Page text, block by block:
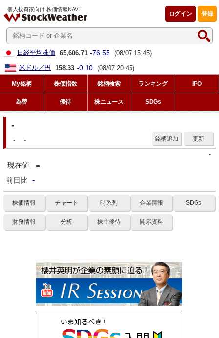
個人投資家向け 株価情報NAVI
登録
ログイン
日経平均株価 65,606.71 -76.55 (08/07 15:45)
米ドル／円
158.33 -0.10 (08/07 20:45)
My銘柄 株価指数 銘柄検索 ランキング IPO
為替 優待 株ニュース SDGs
-
- - 更新
銘柄追加
-
現在値 -
前日比 -
株価情報 チャート 時系列 企業情報 SDGs
財務情報 分析 株主優待 開示資料